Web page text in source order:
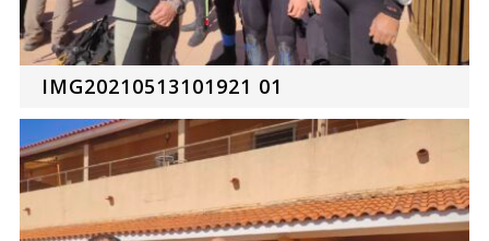
IMG20210513101921 01